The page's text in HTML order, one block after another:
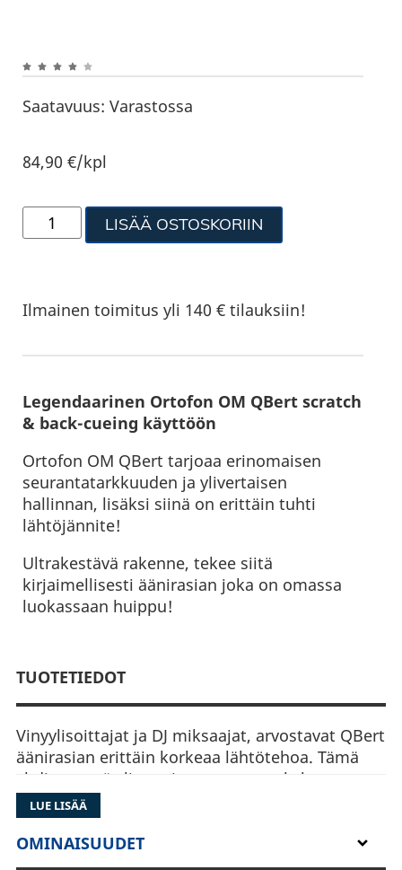
Saatavuus: Varastossa
84,90€/kpl
LISÄÄ OSTOSKORIIN
Ilmainen toimitus yli 140 € tilauksiin!
Legendaarinen Ortofon OM QBert scratch
& back-cueing käyttöön
Ortofon OM QBert tarjoaa erinomaisen
seurantatarkkuuden ja ylivertaisen
hallinnan, lisäksi siinä on erittäin tuhti
lähtöjännite!
Ultrakestävä rakenne, tekee siitä
kirjaimellisesti äänirasian joka on omassa
luokassaan huippu!
TUOTETIEDOT
Vinyylisoittajat ja DJ miksaajat, arvostavat QBert
äänirasian erittäin korkeaa lähtötehoa. Tämä
yhdistettynä ylivertaiseen seurantakykyyn,
hallittavuuteen sekä ääniominaisuuksiin, tekee
siitä hinta-laatusuhteeltaan parhaan valinnan
luokassaan.
LUE LISÄÄ
OMINAISUUDET